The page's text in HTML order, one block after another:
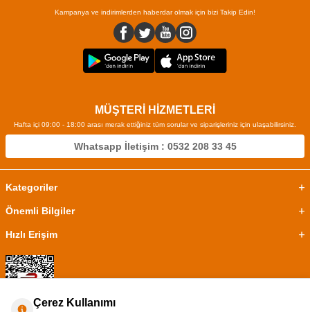
Kampanya ve indirimlerden haberdar olmak için bizi Takip Edin!
MÜŞTERİ HİZMETLERİ
Hafta içi 09:00 - 18:00 arası merak ettiğiniz tüm sorular ve siparişleriniz için ulaşabilirsiniz.
Whatsapp İletişim : 0532 208 33 45
Kategoriler
Önemli Bilgiler
Hızlı Erişim
Çerez Kullanımı